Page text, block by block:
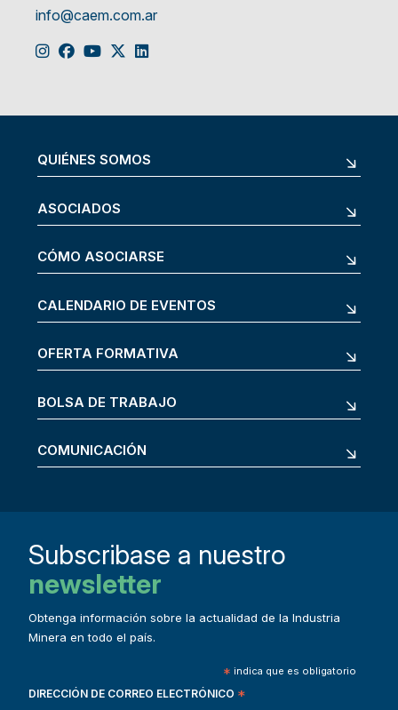
info@caem.com.ar
QUIÉNES SOMOS
ASOCIADOS
CÓMO ASOCIARSE
CALENDARIO DE EVENTOS
OFERTA FORMATIVA
BOLSA DE TRABAJO
COMUNICACIÓN
Subscribase a nuestro
newsletter
Obtenga información sobre la actualidad de la Industria
Minera en todo el país.
* indica que es obligatorio
DIRECCIÓN DE CORREO ELECTRÓNICO *